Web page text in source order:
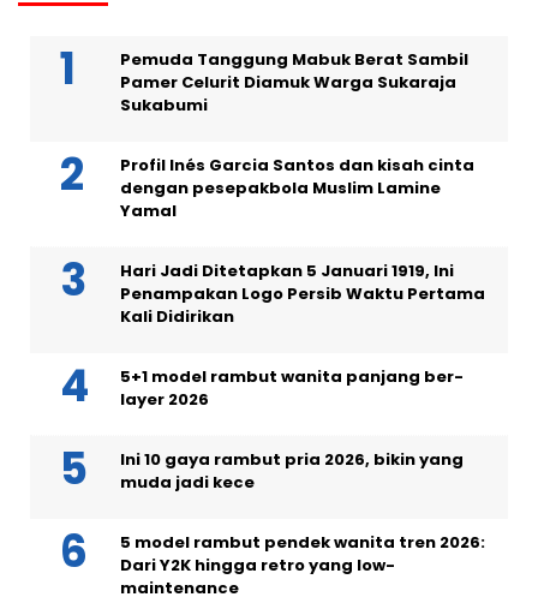
Pemuda Tanggung Mabuk Berat Sambil
Pamer Celurit Diamuk Warga Sukaraja
Sukabumi
Profil Inés Garcia Santos dan kisah cinta
dengan pesepakbola Muslim Lamine
Yamal
Hari Jadi Ditetapkan 5 Januari 1919, Ini
Penampakan Logo Persib Waktu Pertama
Kali Didirikan
5+1 model rambut wanita panjang ber-
layer 2026
Ini 10 gaya rambut pria 2026, bikin yang
muda jadi kece
5 model rambut pendek wanita tren 2026:
Dari Y2K hingga retro yang low-
maintenance